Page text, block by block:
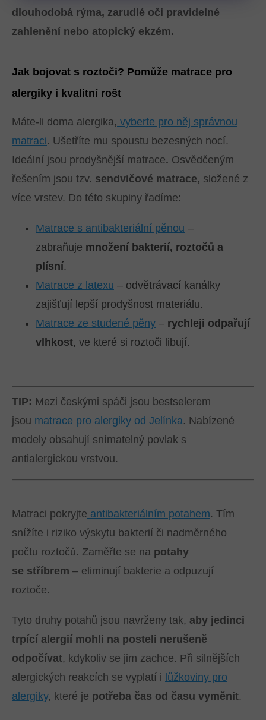
dlouhodobá rýma, zarudlé oči pravidelné
zahlenění nebo atopický ekzém.
Jak bojovat s roztoči? Pomůže matrace pro
alergiky i kvalitní rošt
Máte-li doma alergika, vyberte pro něj správnou
matraci. Ušetříte mu spoustu bezesných nocí.
Ideální jsou prodyšnější matrace. Osvědčeným
řešením jsou tzv. sendvičové matrace, složené z
více vrstev. Do této skupiny řadíme:
Matrace s antibakteriální pěnou –
zabraňuje množení bakterií, roztočů a
plísní.
Matrace z latexu – odvětrávací kanálky
zajišťují lepší prodyšnost materiálu.
Matrace ze studené pěny – rychleji odpařují
vlhkost, ve které si roztoči libují.
TIP: Mezi českými spáči jsou bestselerem
jsou matrace pro alergiky od Jelínka. Nabízené
modely obsahují snímatelný povlak s
antialergickou vrstvou.
Matraci pokryjte antibakteriálním potahem. Tím
snížíte i riziko výskytu bakterií či nadměrného
počtu roztočů. Zaměřte se na potahy
se stříbrem – eliminují bakterie a odpuzují
roztoče.
Tyto druhy potahů jsou navrženy tak, aby jedinci
trpící alergií mohli na posteli nerušeně
odpočívat, kdykoliv se jim zachce. Při silnějších
alergických reakcích se vyplatí i lůžkoviny pro
alergiky, které je potřeba čas od času vyměnit.